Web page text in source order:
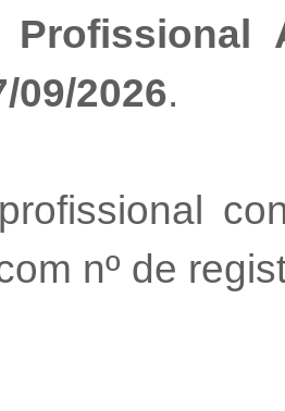
Profissional
09/2026.
nº de